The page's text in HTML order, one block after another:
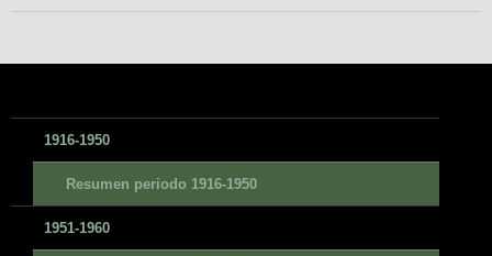
1916-1950
Resumen periodo 1916-1950
1951-1960